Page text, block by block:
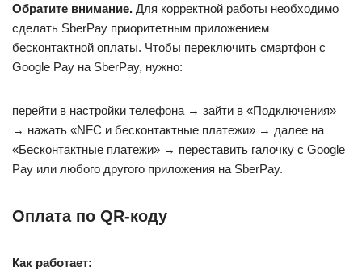
Обратите внимание. Для корректной работы необходимо
сделать SberPay приоритетным приложением
бесконтактной оплаты. Чтобы переключить смартфон с
Google Pay на SberPay, нужно:
перейти в настройки телефона → зайти в «Подключения»
→ нажать «NFC и бесконтактные платежи» → далее на
«Бесконтактные платежи» → переставить галочку с Google
Pay или любого другого приложения на SberPay.
Оплата по QR-коду
Как работает: